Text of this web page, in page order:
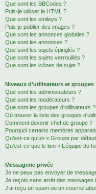
Que sont les BBCodes ?
Puis-je utiliser le HTML ?
Que sont les smileys ?
Puis-je publier des images ?
Que sont les annonces globales ?
Que sont les annonces ?
Que sont les sujets épinglés ?
Que sont les sujets verrouillés ?
Que sont les icônes de sujet ?
Niveaux d’utilisateurs et groupes
Que sont les administrateurs ?
Que sont les modérateurs ?
Que sont les groupes d’utilisateurs ?
Où trouver la liste des groupes
Comment devenir chef de groupe ?
Pourquoi certains membres
Qu’est-ce qu’un « Groupe par
Qu’est-ce que le lien « L’équipe du
Messagerie privée
Je ne peux pas envoyer de
Je reçois sans arrêt des messages
J’ai reçu un spam ou un courriel